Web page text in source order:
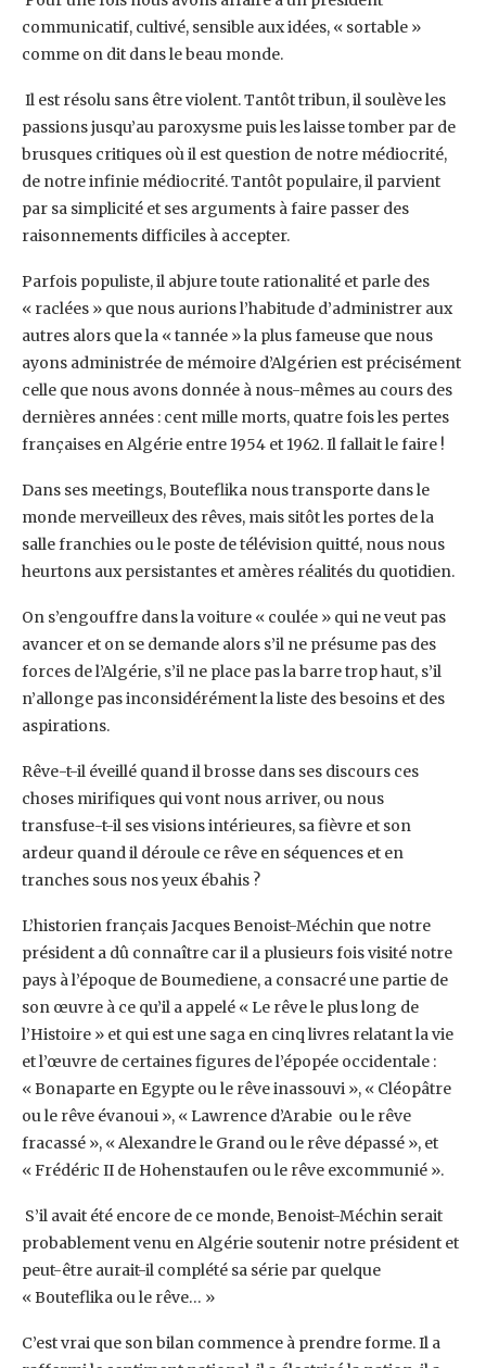
communicatif, cultivé, sensible aux idées, « sortable »
comme on dit dans le beau monde.
Il est résolu sans être violent. Tantôt tribun, il soulève les
passions jusqu’au paroxysme puis les laisse tomber par de
brusques critiques où il est question de notre médiocrité,
de notre infinie médiocrité. Tantôt populaire, il parvient
par sa simplicité et ses arguments à faire passer des
raisonnements difficiles à accepter.
Parfois populiste, il abjure toute rationalité et parle des
« raclées » que nous aurions l’habitude d’administrer aux
autres alors que la « tannée » la plus fameuse que nous
ayons administrée de mémoire d’Algérien est précisément
celle que nous avons donnée à nous-mêmes au cours des
dernières années : cent mille morts, quatre fois les pertes
françaises en Algérie entre 1954 et 1962. Il fallait le faire !
Dans ses meetings, Bouteflika nous transporte dans le
monde merveilleux des rêves, mais sitôt les portes de la
salle franchies ou le poste de télévision quitté, nous nous
heurtons aux persistantes et amères réalités du quotidien.
On s’engouffre dans la voiture « coulée » qui ne veut pas
avancer et on se demande alors s’il ne présume pas des
forces de l’Algérie, s’il ne place pas la barre trop haut, s’il
n’allonge pas inconsidérément la liste des besoins et des
aspirations.
Rêve-t-il éveillé quand il brosse dans ses discours ces
choses mirifiques qui vont nous arriver, ou nous
transfuse-t-il ses visions intérieures, sa fièvre et son
ardeur quand il déroule ce rêve en séquences et en
tranches sous nos yeux ébahis ?
L’historien français Jacques Benoist-Méchin que notre
président a dû connaître car il a plusieurs fois visité notre
pays à l’époque de Boumediene, a consacré une partie de
son œuvre à ce qu’il a appelé « Le rêve le plus long de
l’Histoire » et qui est une saga en cinq livres relatant la vie
et l’œuvre de certaines figures de l’épopée occidentale :
« Bonaparte en Egypte ou le rêve inassouvi », « Cléopâtre
ou le rêve évanoui », « Lawrence d’Arabie ou le rêve
fracassé », « Alexandre le Grand ou le rêve dépassé », et
« Frédéric II de Hohenstaufen ou le rêve excommunié ».
S’il avait été encore de ce monde, Benoist-Méchin serait
probablement venu en Algérie soutenir notre président et
peut-être aurait-il complété sa série par quelque
« Bouteflika ou le rêve… »
C’est vrai que son bilan commence à prendre forme. Il a